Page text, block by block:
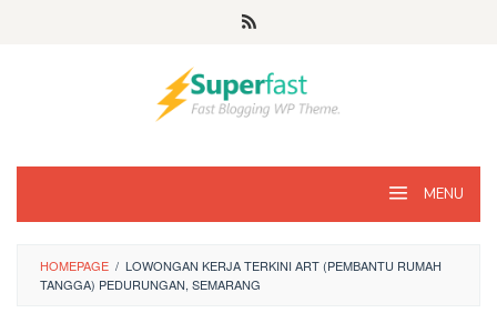
MENU
HOMEPAGE / LOWONGAN KERJA TERKINI ART (PEMBANTU RUMAH
TANGGA) PEDURUNGAN, SEMARANG